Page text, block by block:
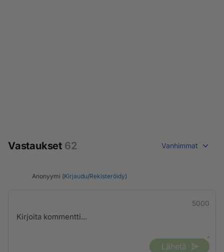
Vastaukset 62 Vanhimmat
Anonyymi (Kirjaudu/Rekisteröidy)
5000
Lähetä